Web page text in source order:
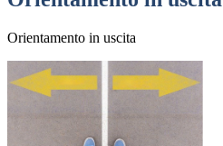
Orientamento in uscita